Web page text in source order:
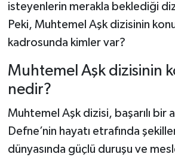
isteyenlerin merakla beklediği
Peki, Muhtemel Aşk dizisinin
kadrosunda kimler var?
Muhtemel Aşk dizisinin
nedir?
Muhtemel Aşk dizisi, başarılı bir
Defne’nin hayatı etrafında
dünyasında güçlü duruşu ve
Karadeniz Haberleri
Ulusal Haberler
Teknoloji Haberleri
Siyaset Haberleri